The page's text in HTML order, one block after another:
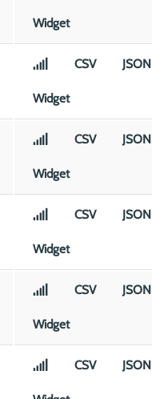
Widget
CSV JSON
Widget
CSV JSON
Widget
CSV JSON
Widget
CSV JSON
Widget
CSV JSON